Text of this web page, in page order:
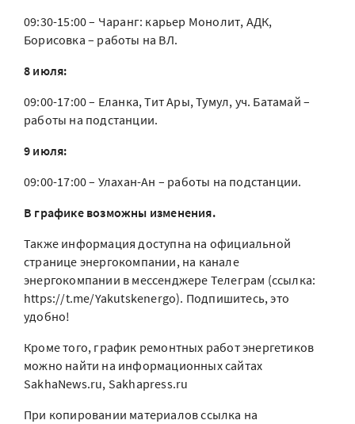
09:30-15:00 – Чаранг: карьер Монолит, АДК,
Борисовка – работы на ВЛ.
8 июля:
09:00-17:00 – Еланка, Тит Ары, Тумул, уч. Батамай –
работы на подстанции.
9 июля:
09:00-17:00 – Улахан-Ан – работы на подстанции.
В графике возможны изменения.
Также информация доступна на официальной
странице энергокомпании, на канале
энергокомпании в мессенджере Телеграм (ссылка:
https://t.me/Yakutskenergo). Подпишитесь, это
удобно!
Кроме того, график ремонтных работ энергетиков
можно найти на информационных сайтах
SakhaNews.ru, Sakhapress.ru
При копировании материалов ссылка на